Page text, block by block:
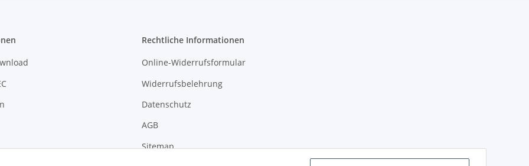
Rechtliche Informationen
Online-Widerrufsformular
Widerrufsbelehrung
Datenschutz
AGB
Sitemap